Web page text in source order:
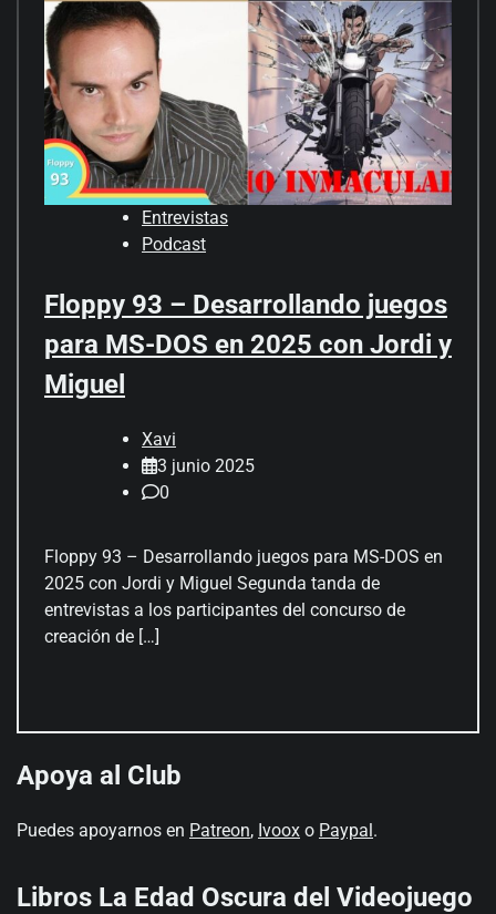
Entrevistas
Podcast
Floppy 93 – Desarrollando juegos
para MS-DOS en 2025 con Jordi y
Miguel
Xavi
3 junio 2025
0
Floppy 93 – Desarrollando juegos para MS-DOS en
2025 con Jordi y Miguel Segunda tanda de
entrevistas a los participantes del concurso de
creación de […]
Apoya al Club
Puedes apoyarnos en Patreon, Ivoox o Paypal.
Libros La Edad Oscura del Videojuego